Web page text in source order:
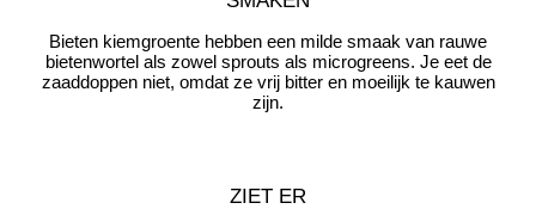
Bieten kiemgroente hebben een milde smaak van rauwe
bietenwortel als zowel sprouts als microgreens. Je eet de
zaaddoppen niet, omdat ze vrij bitter en moeilijk te kauwen
zijn.
ZIET ER